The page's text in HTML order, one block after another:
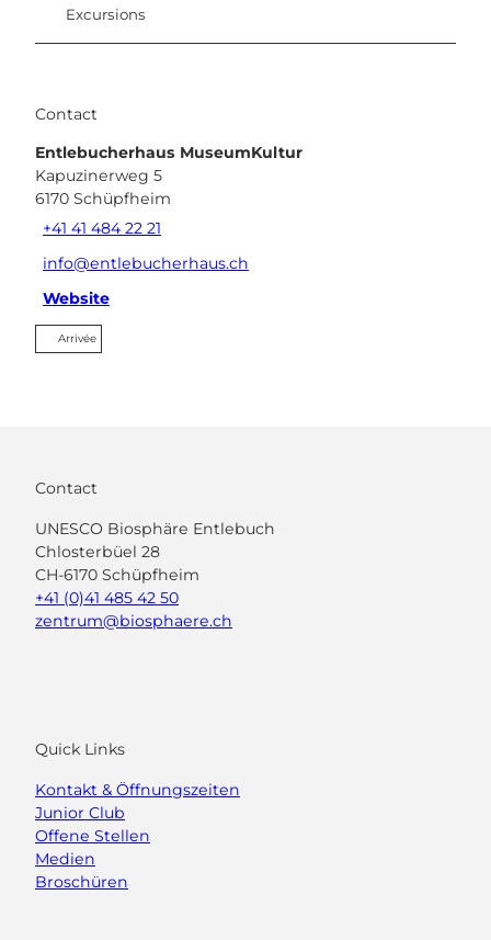
Excursions
Contact
Entlebucherhaus MuseumKultur
Kapuzinerweg 5
6170 Schüpfheim
+41 41 484 22 21
info@entlebucherhaus.ch
Website
Arrivée
Contact
UNESCO Biosphäre Entlebuch
Chlosterbüel 28
CH-6170 Schüpfheim
+41 (0)41 485 42 50
zentrum@biosphaere.ch
Quick Links
Kontakt & Öffnungszeiten
Junior Club
Offene Stellen
Medien
Broschüren